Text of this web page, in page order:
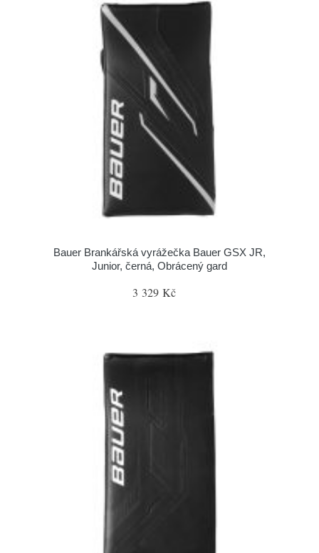
Bauer Brankářská vyrážečka Bauer GSX JR,
Junior, černá, Obrácený gard
3 329 Kč